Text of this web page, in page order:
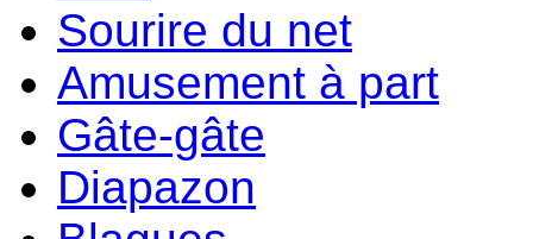
Sourire du net
Amusement à part
Gâte-gâte
Diapazon